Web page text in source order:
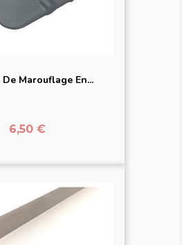
Marouflage En...
Prix
6,50 €